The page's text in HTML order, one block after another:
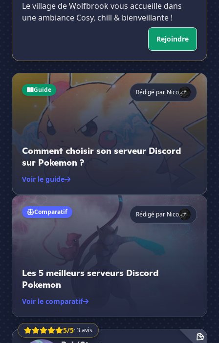
Le village de Wolfbrook vous accueille dans
une ambiance Cosy, chill & bienveillante !
Rejoindre
5/5· 3 avis
PokéStar ⭐
Comment choisir son serveur Discord sur Pokemon ?
Guide Rédigé par Nico
Comment choisir son serveur Discord
sur Pokemon ?
Voir le guide
Les 5 meilleurs serveurs Discord Pokemon
Comparatif Rédigé par Nico
Les 5 meilleurs serveurs Discord
Pokemon
Voir le comparatif